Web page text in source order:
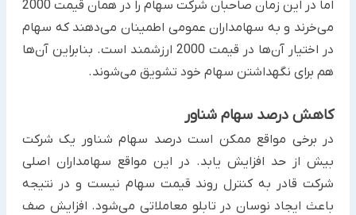
اما در این زمان صاحبان شرکت سهام را در همان قیمت 2000
می‌خرند و به سهامداران عمومی اطمینان می‌دهند که سهام
در اختیار آن‌ها در قیمت 2000 ارزشمند است. بنابراین آن‌ها
هم برای نگهداشتن سهام خود تشویق می‌شوند.
کاهش درصد سهام شناور
در برخی مواقع ممکن است درصد سهام شناور یک شرکت
بیش از حد افزایش یابد. در این مواقع سهامداران اصلی
شرکت قادر به کنترل روند قیمت سهام نیست و در نتیجه
باعث ایجاد نوسان در تابلو معاملاتی می‌شود. افزایش صف